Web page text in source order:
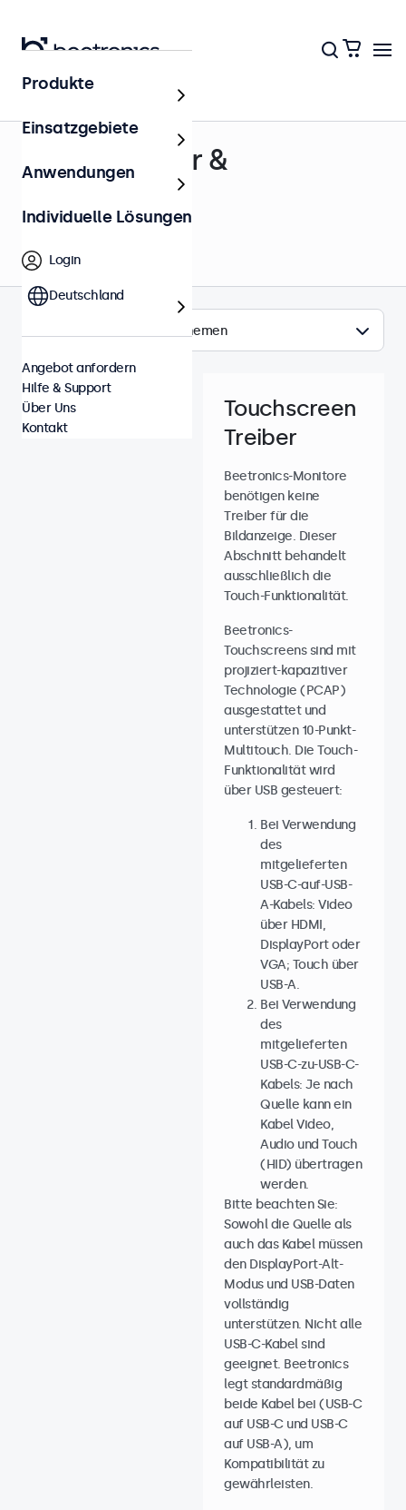
Touch-Treiber &
Themen
Touchscreen
Treiber
Beetronics-Monitore
benötigen keine
Treiber für die
Bildanzeige. Dieser
Abschnitt behandelt
ausschließlich die
Touch-Funktionalität.
Beetronics-
Touchscreens sind mit
projiziert-kapazitiver
Technologie (PCAP)
ausgestattet und
unterstützen 10-Punkt-
Multitouch. Die Touch-
Funktionalität wird
über USB gesteuert:
Bei Verwendung
des
mitgelieferten
USB-C-auf-USB-
A-Kabels: Video
über HDMI,
DisplayPort oder
VGA; Touch über
USB-A.
Bei Verwendung
des
mitgelieferten
USB-C-zu-USB-C-
Kabels: Je nach
Quelle kann ein
Kabel Video,
Audio und Touch
(HID) übertragen
werden.
Bitte beachten Sie:
Sowohl die Quelle als
auch das Kabel müssen
den DisplayPort-Alt-
Modus und USB-Daten
vollständig
unterstützen. Nicht alle
USB-C-Kabel sind
geeignet. Beetronics
legt standardmäßig
beide Kabel bei (USB-C
auf USB-C und USB-C
auf USB-A), um
Kompatibilität zu
gewährleisten.
Produkte
Einsatzgebiete
Anwendungen
Individuelle Lösungen
Login
Deutschland
Angebot anfordern
Hilfe & Support
Über Uns
Kontakt